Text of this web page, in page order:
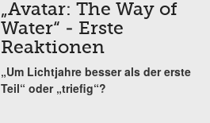
„Avatar: The Way of
Water“ - Erste
Reaktionen
„Um Lichtjahre besser als der erste
Teil“ oder „triefig“?